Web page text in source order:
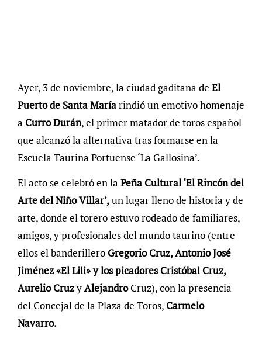
Ayer, 3 de noviembre, la ciudad gaditana de El
Puerto de Santa Maríarindió un emotivo homenaje
a Curro Durán, el primer matador de toros español
que alcanzó la alternativa tras formarse en la
Escuela Taurina Portuense ‘La Gallosina’.
El acto se celebró en la Peña Cultural ‘El Rincón del
Arte del Niño Villar’,un lugar lleno de historia y de
arte, donde el torero estuvo rodeado de familiares,
amigos, y profesionales del mundo taurino (entre
ellos el banderillero Gregorio Cruz, Antonio José
Jiménez «El Lili» y los picadores Cristóbal Cruz,
Aurelio CruzyAlejandroCruz), con la presencia
del Concejal de la Plaza de Toros, Carmelo
Navarro.